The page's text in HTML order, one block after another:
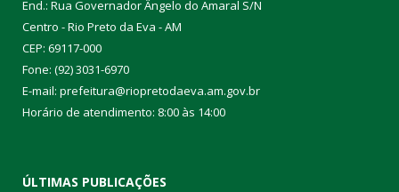
End.: Rua Governador Ângelo do Amaral S/N
Centro - Rio Preto da Eva - AM
CEP: 69117-000
Fone: (92) 3031-6970
E-mail: prefeitura@riopretodaeva.am.gov.br
Horário de atendimento: 8:00 às 14:00
ÚLTIMAS PUBLICAÇÕES